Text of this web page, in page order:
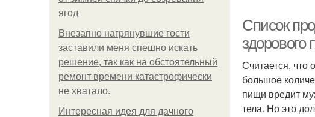
ягод
Внезапно нагрянувшие гости
заставили меня спешно искать
решение, так как на обстоятельный
ремонт времени катастрофически
не хватало.
Интересная идея для дачного
Список
Считается, что
большое
пищи вредит
тела. Но это